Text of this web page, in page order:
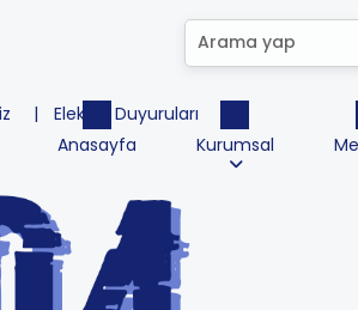
Elektrik Duyuruları
Anasayfa
Kurumsal